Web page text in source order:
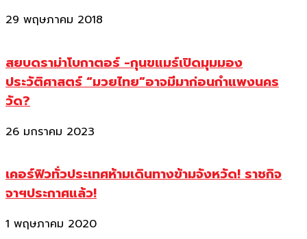
29 พฤษภาคม 2018
สยบดราม่าโบกาตอร์ -กุนขแมร์เปิดมุมมอง
ประวัติศาสตร์ “มวยไทย”อาจมีมาก่อนกำแพงนคร
วัด?
26 มกราคม 2023
เคอร์ฟิวทั่วประเทศห้ามเดินทางข้ามจังหวัด! ราชกิจ
จาฯประกาศแล้ว!
1 พฤษภาคม 2020